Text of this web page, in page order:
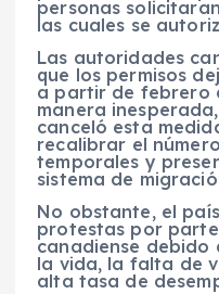
personas
las cuales se
Las autoridades
que los permisos
a partir de febrero
manera
canceló esta
recalibrar el
temporales y
sistema de
No obstante, el
protestas por
canadiense debido
la vida, la falta de
alta tasa de